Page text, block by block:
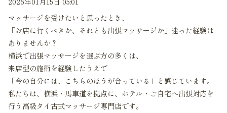
マッサージを受けたいと思ったとき、
「お店に行くべきか、それとも出張マッサージか」迷った経験は
ありませんか？
横浜で出張マッサージを選ぶ方の多くは、
来店型の施術を経験したうえで
「今の自分には、こちらのほうが合っている」と感じています。
私たちは、横浜・馬車道を拠点に、ホテル・ご自宅へ出張対応を
行う高級タイ古式マッサージ専門店です。